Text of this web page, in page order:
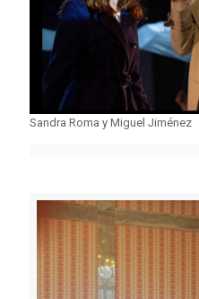
Sandra Roma y Miguel Jiménez